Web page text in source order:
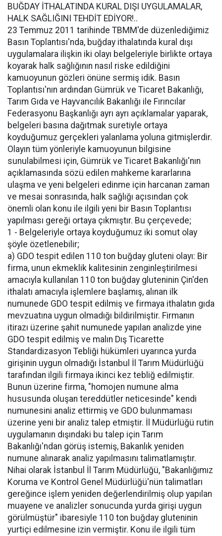
BUĞDAY İTHALATINDA KURAL DIŞI UYGULAMALAR,
HALK SAĞLIĞINI TEHDİT EDİYOR!..
23 Temmuz 2011 tarihinde TBMM'de düzenlediğimiz
Basın Toplantısı'nda, buğday ithalatında kural dışı
uygulamalara ilişkin iki olayı belgeleriyle birlikte ortaya
koyarak halk sağlığının nasıl riske edildiğini
kamuoyunun gözleri önüne sermiş idik. Basın
Toplantısı'nın ardından Gümrük ve Ticaret Bakanlığı,
Tarım Gıda ve Hayvancılık Bakanlığı ile Fırıncılar
Federasyonu Başkanlığı ayrı ayrı açıklamalar yaparak,
belgeleri basına dağıtmak suretiyle ortaya
koyduğumuz gerçekleri yalanlama yoluna gitmişlerdir.
Olayın tüm yönleriyle kamuoyunun bilgisine
sunulabilmesi için, Gümrük ve Ticaret Bakanlığı'nın
açıklamasında sözü edilen mahkeme kararlarına
ulaşma ve yeni belgeleri edinme için harcanan zaman
ve mesai sonrasında, halk sağlığı açısından çok
önemli olan konu ile ilgili yeni bir Basın Toplantısı
yapılması gereği ortaya çıkmıştır. Bu çerçevede;
1 - Belgeleriyle ortaya koyduğumuz iki somut olay
şöyle özetlenebilir;
a) GDO tespit edilen 110 ton buğday gluteni olayı: Bir
firma, unun ekmeklik kalitesinin zenginleştirilmesi
amacıyla kullanılan 110 ton buğday gluteninin Çin'den
ithalatı amacıyla işlemlere başlamış, alınan ilk
numunede GDO tespit edilmiş ve firmaya ithalatın gıda
mevzuatına uygun olmadığı bildirilmiştir. Firmanın
itirazı üzerine şahit numunede yapılan analizde yine
GDO tespit edilmiş ve malın Dış Ticarette
Standardizasyon Tebliği hükümleri uyarınca yurda
girişinin uygun olmadığı İstanbul İl Tarım Müdürlüğü
tarafından ilgili firmaya ikinci kez tebliğ edilmiştir.
Bunun üzerine firma, "homojen numune alma
hususunda oluşan tereddütler neticesinde" kendi
numunesini analiz ettirmiş ve GDO bulunmaması
üzerine yeni bir analiz talep etmiştir. İl Müdürlüğü rutin
uygulamanın dışındaki bu talep için Tarım
Bakanlığı'ndan görüş istemiş, Bakanlık yeniden
numune alınarak analiz yapılmasını talimatlamıştır.
Nihai olarak İstanbul İl Tarım Müdürlüğü, "Bakanlığımız
Koruma ve Kontrol Genel Müdürlüğü'nün talimatları
gereğince işlem yeniden değerlendirilmiş olup yapılan
muayene ve analizler sonucunda yurda girişi uygun
görülmüştür" ibaresiyle 110 ton buğday gluteninin
yurtiçi edilmesine izin vermiştir. Konu ile ilgili tüm